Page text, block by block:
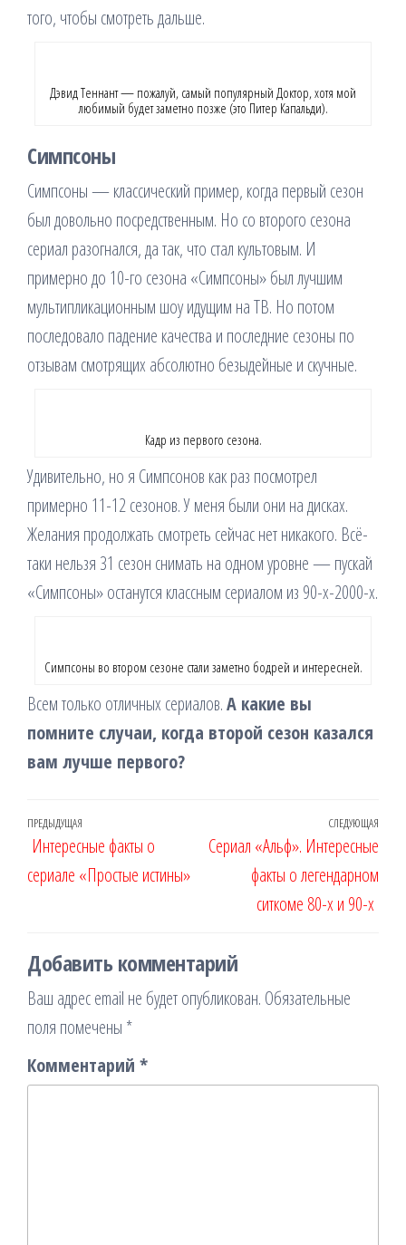
того, чтобы смотреть дальше.
Дэвид Теннант — пожалуй, самый популярный Доктор, хотя мой
любимый будет заметно позже (это Питер Капальди).
Симпсоны
Симпсоны — классический пример, когда первый сезон
был довольно посредственным. Но со второго сезона
сериал разогнался, да так, что стал культовым. И
примерно до 10-го сезона «Симпсоны» был лучшим
мультипликационным шоу идущим на ТВ. Но потом
последовало падение качества и последние сезоны по
отзывам смотрящих абсолютно безыдейные и скучные.
Кадр из первого сезона.
Удивительно, но я Симпсонов как раз посмотрел
примерно 11-12 сезонов. У меня были они на дисках.
Желания продолжать смотреть сейчас нет никакого. Всё-
таки нельзя 31 сезон снимать на одном уровне — пускай
«Симпсоны» останутся классным сериалом из 90-х-2000-х.
Симпсоны во втором сезоне стали заметно бодрей и интересней.
Всем только отличных сериалов.А какие вы
помните случаи, когда второй сезон казался
вам лучше первого?
Навигация
по
записям
Предыдущая
запись
ПРЕДЫДУЩАЯ
Интересные факты о
сериале «Простые истины»
СЛЕДУЮЩАЯ
Сериал «Альф». Интересные
факты о легендарном
ситкоме 80-х и 90-х
Добавить комментарий
Ваш адрес email не будет опубликован. Обязательные
поля помечены *
Комментарий *